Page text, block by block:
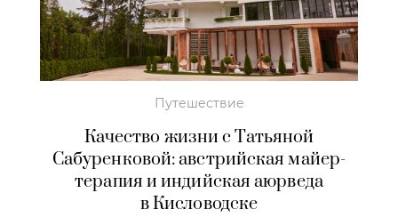
Путешествие
Качество жизни с Татьяной
Сабуренковой: австрийская майер-
терапия и индийская аюрведа
в Кисловодске